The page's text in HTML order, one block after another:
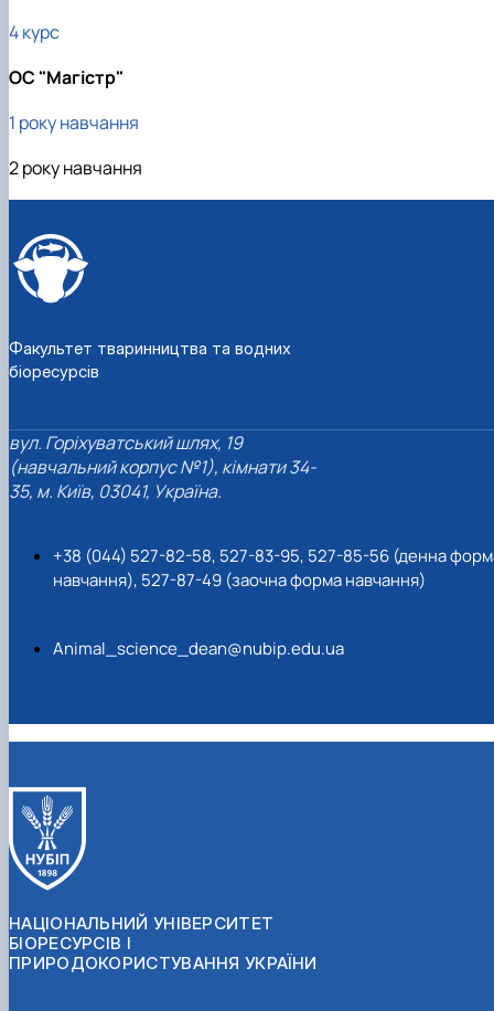
4 курс
ОС "Магістр"
1 року навчання
2 року навчання
Факультет тваринництва та водних
біоресурсів
вул. Горіхуватський шлях, 19
(навчальний корпус №1), кімнати 34-
35, м. Київ, 03041, Україна.
+38 (044) 527-82-58, 527-83-95, 527-85-56 (денна
навчання), 527-87-49 (заочна форма навчання)
Animal_science_dean@nubip.edu.ua
НАЦІОНАЛЬНИЙ УНІВЕРСИТЕТ
БІОРЕСУРСІВ І
ПРИРОДОКОРИСТУВАННЯ УКРАЇНИ